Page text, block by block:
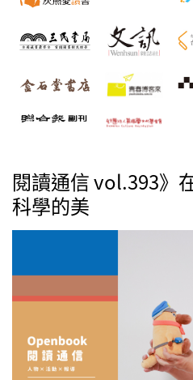
閱讀通信 vol.393》
科學的美